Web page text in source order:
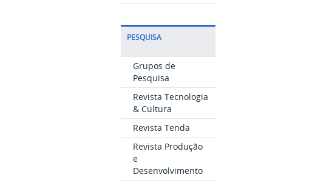
PESQUISA
Grupos de
Pesquisa
Revista Tecnologia
& Cultura
Revista Tenda
Revista Produção
e
Desenvolvimento